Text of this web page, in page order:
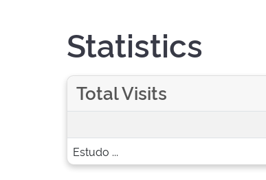
Statistics
Total Visits
Estudo ...